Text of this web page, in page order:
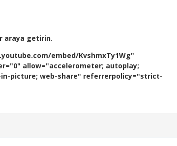
araya getirin.
embed/KvshmxTy1Wg"
allow="accelerometer; autoplay;
picture; web-share" referrerpolicy="strict-